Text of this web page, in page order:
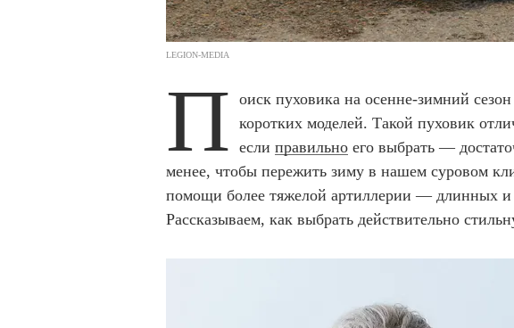
LEGION-MEDIA
П оиск пуховика на осенне-зимний
коротких моделей. Такой пуховик
если правильно его выбрать —
менее, чтобы пережить зиму в нашем суровом
помощи более тяжелой артиллерии — длинных и
Рассказываем, как выбрать действительно